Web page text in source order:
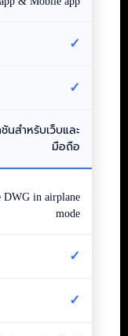
✓
✓
นสำหรับเว็บและ
มือถือ
DWG in airplane
mode
✓
✓